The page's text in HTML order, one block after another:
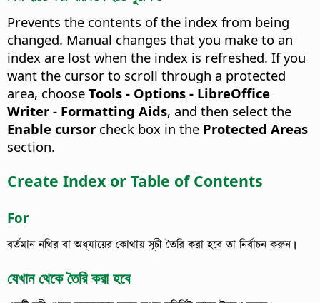
Prevents the contents of the index from being
changed. Manual changes that you make to an
index are lost when the index is refreshed. If you
want the cursor to scroll through a protected
area, choose Tools - Options - LibreOffice
Writer - Formatting Aids, and then select the
Enable cursor check box in the Protected Areas
section.
Create Index or Table of Contents
For
বর্তমান নথির বা অধ্যায়ের কোথায় সূচী তৈরি করা হবে তা নির্বাচন করুন।
যেখান থেকে তৈরি করা হবে